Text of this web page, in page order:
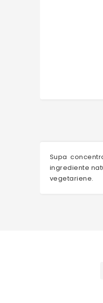
Supa
ingrediente
vegetariene.